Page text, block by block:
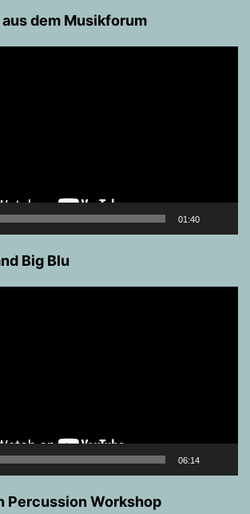
dem Musikforum
01:40
Big Blu
06:14
Percussion Workshop